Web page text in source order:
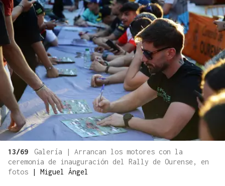
13/69
Galería | Arrancan los motores con la
ceremonia de inauguración del Rally de Ourense, en
fotos
| Miguel Ángel